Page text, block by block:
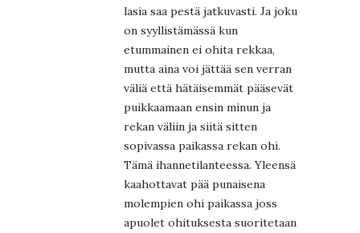
lasia saa pestä jatkuvasti. Ja joku
on syyllistämässä kun
etummainen ei ohita rekkaa,
mutta aina voi jättää sen verran
väliä että hätäisemmät pääsevät
puikkaamaan ensin minun ja
rekan väliin ja siitä sitten
sopivassa paikassa rekan ohi.
Tämä ihannetilanteessa. Yleensä
kaahottavat pää punaisena
molempien ohi paikassa joss
apuolet ohituksesta suoritetaan